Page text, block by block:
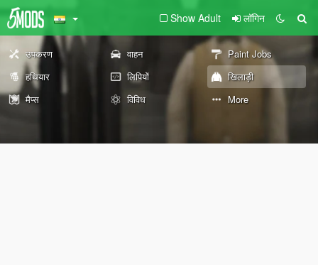
Show Adult लॉगिन
उपकरण वाहन
Paint Jobs
हथियार
लिपियों
खिलाड़ी
मैप्स
विविध More